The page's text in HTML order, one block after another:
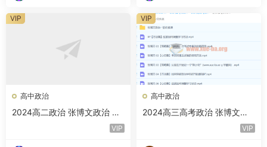
高中政治
2024高二政治 张博文政治 秋
VIP
VIP
高中政治
2024高三高考政治 张博文政
VIP
VIP